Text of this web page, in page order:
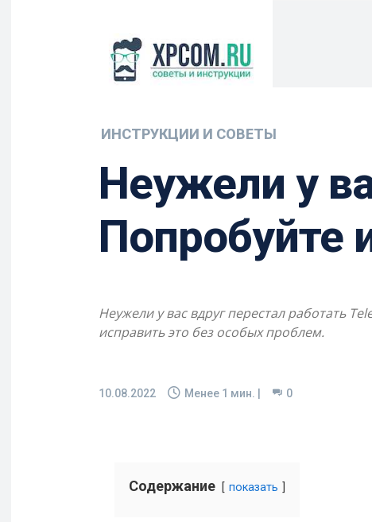
ИНСТРУКЦИИ И СОВЕТЫ
Неужели у
Попробуйте
Неужели у вас вдруг перестал работать
исправить это без особых проблем.
10.08.2022 Менее 1 мин. | 0
Содержание показать